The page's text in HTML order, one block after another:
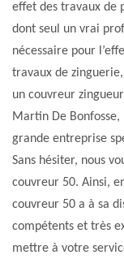
effet des travaux de
dont seul un vrai
nécessaire pour
travaux de
un couvreur
Martin De
grande entreprise
Sans hésiter, nous
couvreur 50. Ainsi,
couvreur 50 a à sa
compétents et très
mettre à votre